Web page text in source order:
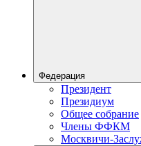
Федерация
Президент
Президиум
Общее собрание
Члены ФФКМ
Москвичи-